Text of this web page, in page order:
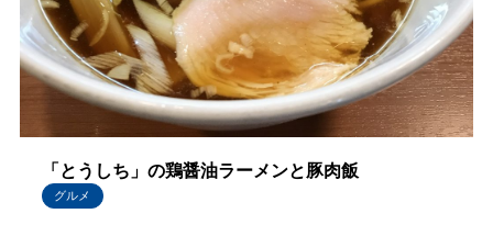
「とうしち」の鶏醤油ラーメンと豚肉飯
グルメ